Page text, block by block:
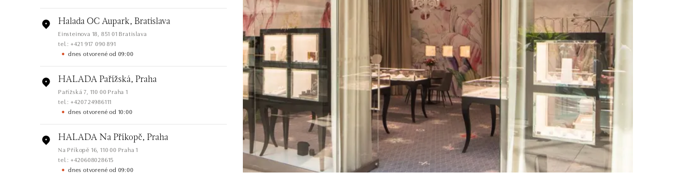
Halada OC Aupark, Bratislava
Einsteinova 18, 851 01 Bratislava
tel.: +421 917 090 891
dnes otvorené od 09:00
HALADA Pařížská, Praha
Pařížská 7, 110 00 Praha 1
tel.: +420724986111
dnes otvorené od 10:00
HALADA Na Příkopě, Praha
Na Příkopě 16, 110 00 Praha 1
tel.: +420608028615
dnes otvorené od 09:00